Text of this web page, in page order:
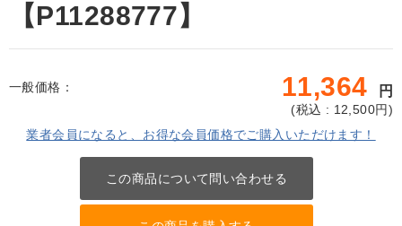
【P11288777】
一般価格： 11,364 円
(税込 : 12,500円)
業者会員になると、お得な会員価格でご購入いただけます！
この商品について問い合わせる